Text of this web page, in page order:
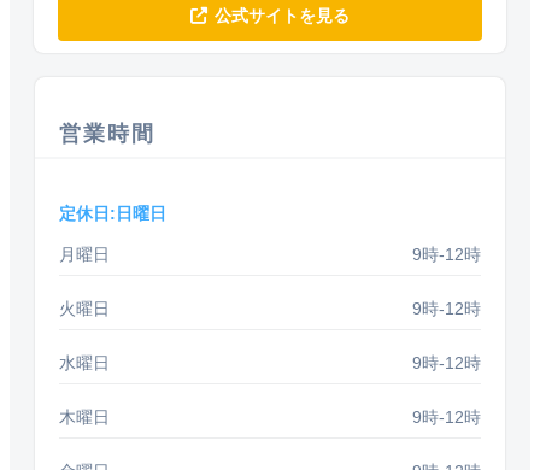
公式サイトを見る
営業時間
定休日:日曜日
月曜日 9時-12時
火曜日 9時-12時
水曜日 9時-12時
木曜日 9時-12時